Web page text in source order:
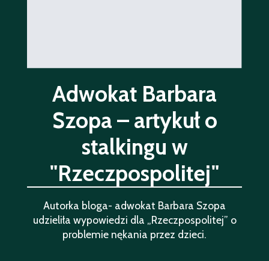
Adwokat Barbara
Szopa – artykuł o
stalkingu w
"Rzeczpospolitej"
Autorka bloga- adwokat Barbara Szopa
udzieliła wypowiedzi dla „Rzeczpospolitej” o
problemie nękania przez dzieci.